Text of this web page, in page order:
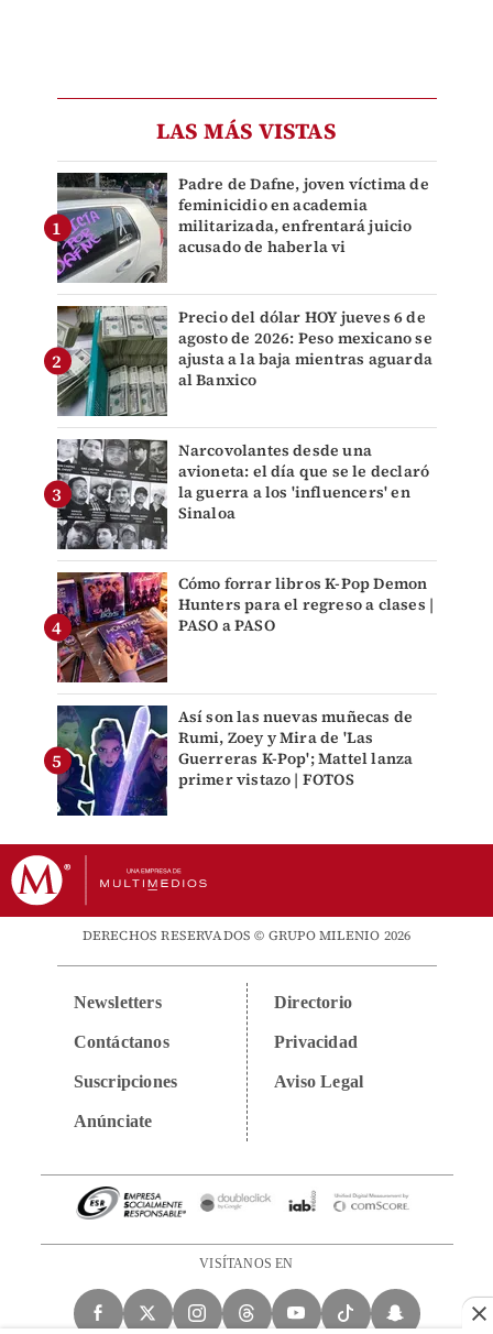
LAS MÁS VISTAS
Padre de Dafne, joven víctima de
feminicidio en academia
militarizada, enfrentará juicio
acusado de haberla vi
Precio del dólar HOY jueves 6 de
agosto de 2026: Peso mexicano se
ajusta a la baja mientras aguarda
al Banxico
Narcovolantes desde una
avioneta: el día que se le declaró
la guerra a los 'influencers' en
Sinaloa
Cómo forrar libros K-Pop Demon
Hunters para el regreso a clases |
PASO a PASO
Así son las nuevas muñecas de
Rumi, Zoey y Mira de 'Las
Guerreras K-Pop'; Mattel lanza
primer vistazo | FOTOS
DERECHOS RESERVADOS © GRUPO MILENIO 2026
Newsletters
Contáctanos
Suscripciones
Anúnciate
Directorio
Privacidad
Aviso Legal
VISÍTANOS EN